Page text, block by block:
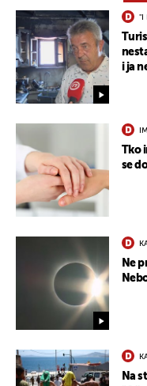
"I
i ja
Tko
se
Ne
Na